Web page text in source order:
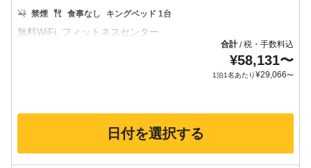
禁煙 食事なし キングベッド 1台
合計/税・手数料込
¥58,131〜
1泊1名あたり¥29,066〜
日付を選択する